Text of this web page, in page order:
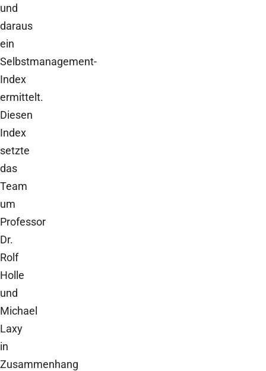
und
daraus
ein
Selbstmanagement-
Index
ermittelt.
Diesen
Index
setzte
das
Team
um
Professor
Dr.
Rolf
Holle
und
Michael
Laxy
in
Zusammenhang